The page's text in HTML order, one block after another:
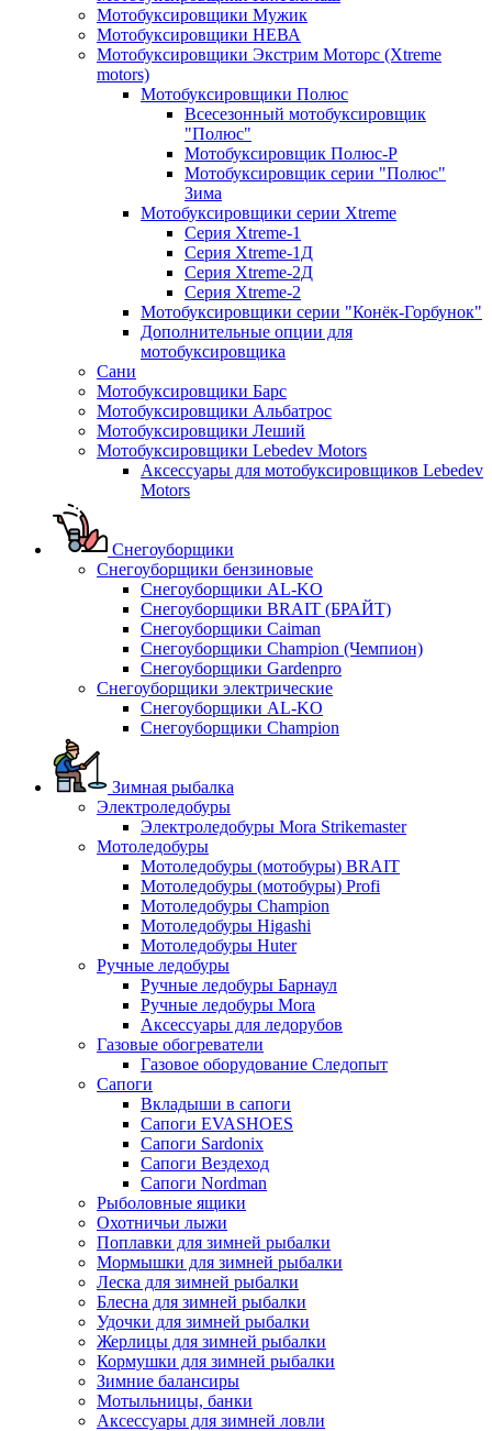
Мотобуксировщики Мужик
Мотобуксировщики НЕВА
Мотобуксировщики Экстрим Моторс (Xtreme
motors)
Мотобуксировщики Полюс
Всесезонный мотобуксировщик
"Полюс"
Мотобуксировщик Полюс-Р
Мотобуксировщик серии "Полюс"
Зима
Мотобуксировщики серии Xtreme
Серия Xtreme-1
Серия Xtreme-1Д
Серия Xtreme-2Д
Серия Xtreme-2
Мотобуксировщики серии "Конёк-Горбунок"
Дополнительные опции для
мотобуксировщика
Сани
Мотобуксировщики Барс
Мотобуксировщики Альбатрос
Мотобуксировщики Леший
Мотобуксировщики Lebedev Motors
Аксессуары для мотобуксировщиков Lebedev
Motors
Снегоуборщики
Снегоуборщики бензиновые
Снегоуборщики AL-KO
Снегоуборщики BRAIT (БРАЙТ)
Снегоуборщики Caiman
Снегоуборщики Champion (Чемпион)
Снегоуборщики Gardenpro
Снегоуборщики электрические
Снегоуборщики AL-KO
Снегоуборщики Champion
Зимная рыбалка
Электроледобуры
Электроледобуры Mora Strikemaster
Мотоледобуры
Мотоледобуры (мотобуры) BRAIT
Мотоледобуры (мотобуры) Profi
Мотоледобуры Champion
Мотоледобуры Higashi
Мотоледобуры Huter
Ручные ледобуры
Ручные ледобуры Барнаул
Ручные ледобуры Mora
Аксессуары для ледорубов
Газовые обогреватели
Газовое оборудование Следопыт
Сапоги
Вкладыши в сапоги
Сапоги EVASHOES
Сапоги Sardonix
Сапоги Вездеход
Сапоги Nordman
Рыболовные ящики
Охотничьи лыжи
Поплавки для зимней рыбалки
Мормышки для зимней рыбалки
Леска для зимней рыбалки
Блесна для зимней рыбалки
Удочки для зимней рыбалки
Жерлицы для зимней рыбалки
Кормушки для зимней рыбалки
Зимние балансиры
Мотыльницы, банки
Аксессуары для зимней ловли